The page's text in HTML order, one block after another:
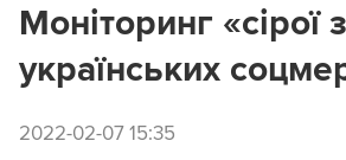
Моніторинг «сірої
українських
2022-02-07 15:35